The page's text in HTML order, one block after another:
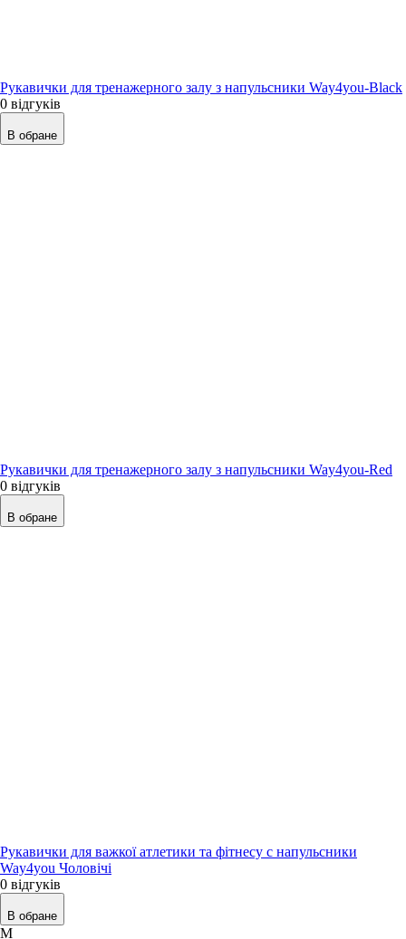
Рукавички для тренажерного залу з напульсники Way4you-Black
0 відгуків
В обране
Рукавички для тренажерного залу з напульсники Way4you-Red
0 відгуків
В обране
Рукавички для важкої атлетики та фітнесу c напульсники
Way4you Чоловічі
0 відгуків
В обране
M